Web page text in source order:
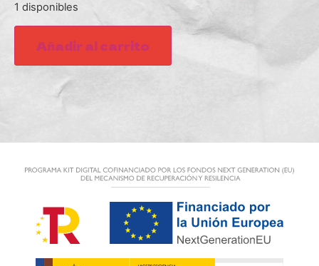
1 disponibles
Añadir al carrito